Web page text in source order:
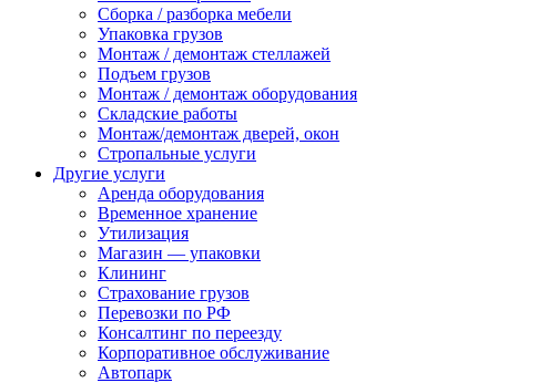
Сборка / разборка мебели
Упаковка грузов
Монтаж / демонтаж стеллажей
Подъем грузов
Монтаж / демонтаж оборудования
Складские работы
Монтаж/демонтаж дверей, окон
Стропальные услуги
Другие услуги
Аренда оборудования
Временное хранение
Утилизация
Магазин — упаковки
Клининг
Страхование грузов
Перевозки по РФ
Консалтинг по переезду
Корпоративное обслуживание
Автопарк